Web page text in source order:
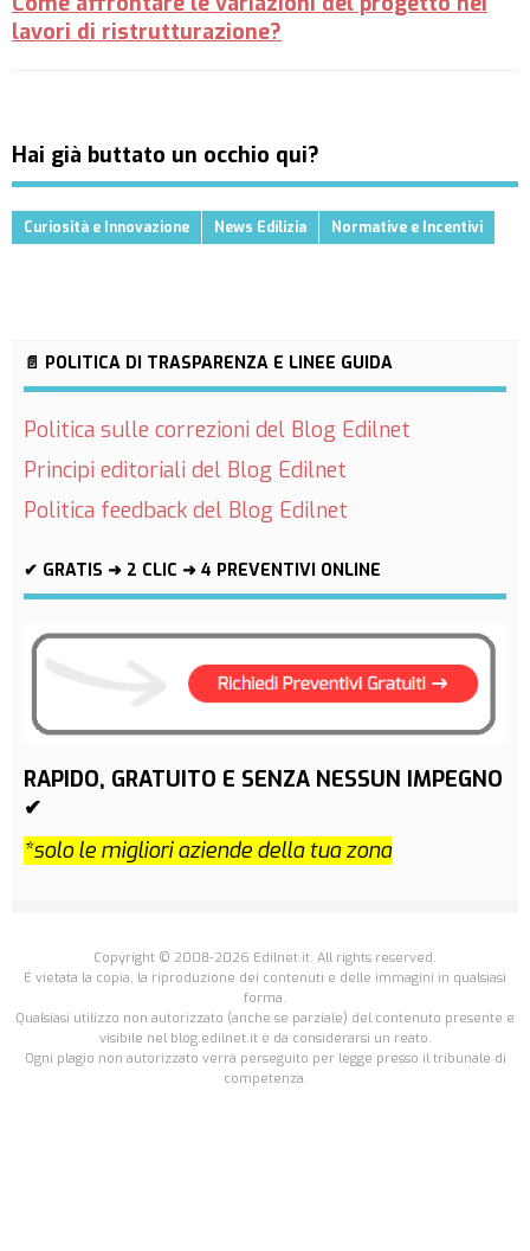
lavori di ristrutturazione?
Hai già buttato un occhio qui?
Curiosità e Innovazione News Edilizia Normative e Incentivi
📄 POLITICA DI TRASPARENZA E LINEE GUIDA
Politica sulle correzioni del Blog Edilnet
Principi editoriali del Blog Edilnet
Politica feedback del Blog Edilnet
✔ GRATIS ➜ 2 CLIC ➜ 4 PREVENTIVI ONLINE
RAPIDO, GRATUITO E SENZA NESSUN IMPEGNO
✔
*solo le migliori aziende della tua zona
Copyright © 2008-2026 Edilnet.it. All rights reserved.
É vietata la copia, la riproduzione dei contenuti e delle immagini in qualsiasi
forma.
Qualsiasi utilizzo non autorizzato (anche se parziale) del contenuto presente e
visibile nel blog.edilnet.it è da considerarsi un reato.
Ogni plagio non autorizzato verrà perseguito per legge presso il tribunale di
competenza.